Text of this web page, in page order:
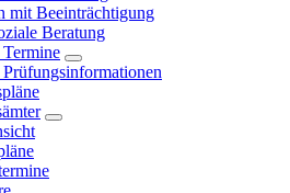
mit Beeinträchtigung
Beratung